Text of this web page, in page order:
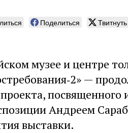
Поделиться Твитнуть
музее и центре
—
посвященного
Андреем
выставки.